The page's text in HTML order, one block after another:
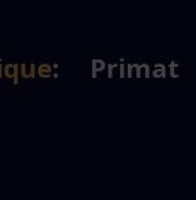
: Primat